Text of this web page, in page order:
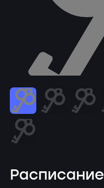
Расписание